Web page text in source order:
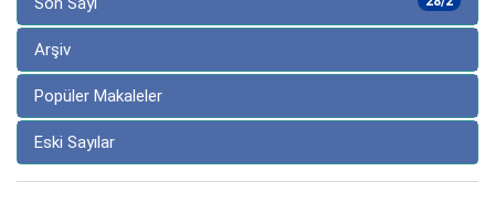
Arşiv
Popüler Makaleler
Eski Sayılar